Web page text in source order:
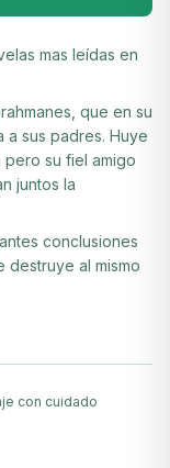
mas leídas en
que en su
sus padres. Huye
pero su fiel amigo
juntos la
conclusiones
destruye al mismo
con cuidado